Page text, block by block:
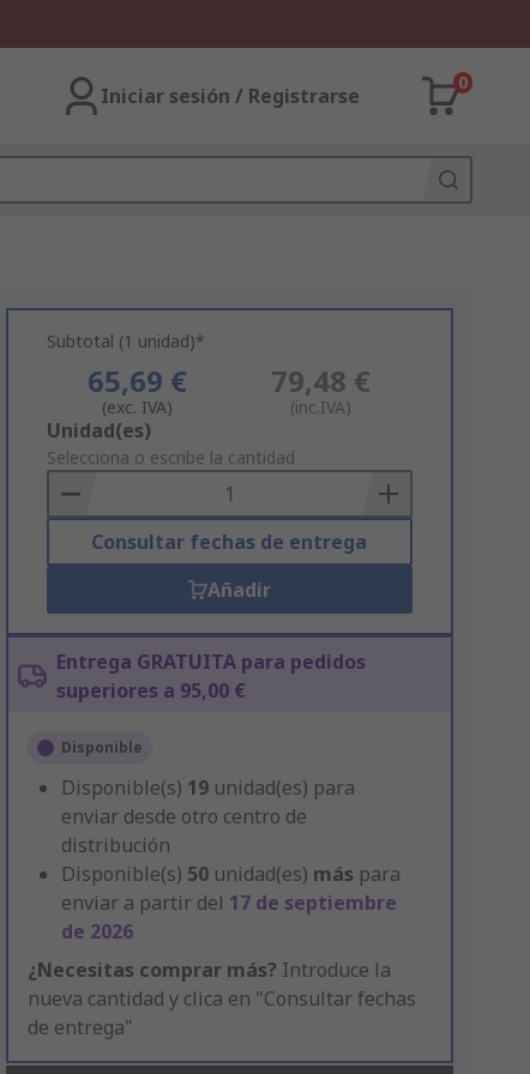
Iniciar sesión / Registrarse
0
Subtotal (1 unidad)*
65,69 €
(exc. IVA)
79,48 €
(inc.IVA)
Add
to
Basket
Unidad(es)
Selecciona o escribe la cantidad
Consultar fechas de entrega
Añadir
Entrega GRATUITA para pedidos
superiores a 95,00 €
Disponible
Disponible(s) 19 unidad(es) para
enviar desde otro centro de
distribución
Disponible(s) 50 unidad(es) más para
enviar a partir del 17 de septiembre
de 2026
¿Necesitas comprar más? Introduce la
nueva cantidad y clica en "Consultar fechas
de entrega"